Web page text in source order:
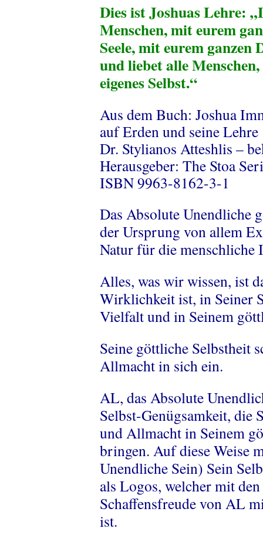
Dies ist Joshuas Lehre:
Menschen, mit eurem
Seele, mit eurem ganzen
und liebet alle
eigenes Selbst.“
Aus dem Buch: Joshua
auf Erden und seine Lehre
Dr. Stylianos Atteshlis –
Herausgeber: The Stoa
ISBN 9963-8162-3-1
Das Absolute Unendliche
der Ursprung von allem
Natur für die menschliche
Alles, was wir wissen, ist
Wirklichkeit ist, in Seiner
Vielfalt und in Seinem
Seine göttliche Selbstheit
Allmacht in sich ein.
AL, das Absolute
Selbst-Genügsamkeit, die
und Allmacht in Seinem
bringen. Auf diese Weise
Unendliche Sein) Sein
als Logos, welcher mit
Schaffensfreude von AL
ist.